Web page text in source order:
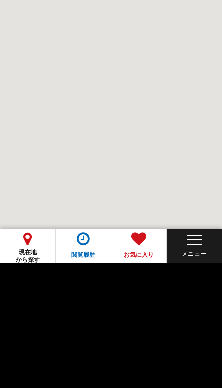
現在地
から探す
閲覧履歴 お気に入り